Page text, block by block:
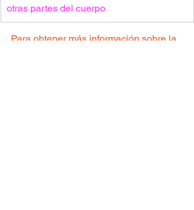
otras partes del cuerpo
Para obtener más información sobre la